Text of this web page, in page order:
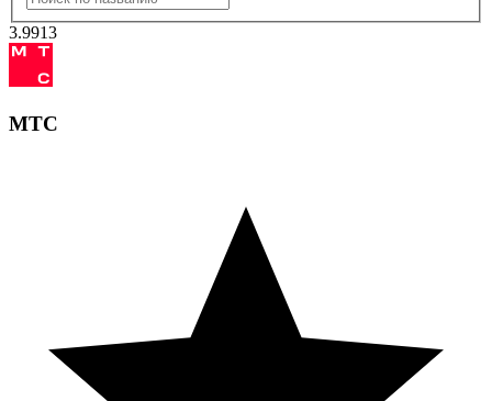
3.9913
МТС